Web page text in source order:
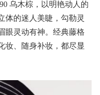
乌木棕，以明艳动人的
体的迷人美睫，勾勒灵
眼灵动有神。经典藤格
妆、随身补妆，都尽显